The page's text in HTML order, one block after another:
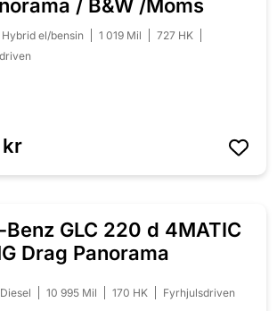
/ B&W /Moms
Hybrid el/bensin 1 019 Mil
727 HK
kr
GLC 220 d 4MATIC
Drag Panorama
Diesel 10 995 Mil 170 HK Fyrhjulsdriven